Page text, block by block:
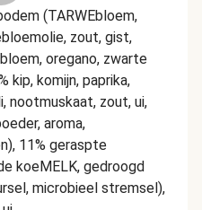
(TARWEbloem,
zout, gist,
oregano, zwarte
kip, komijn, paprika,
nootmuskaat, zout, ui,
aroma,
11% geraspte
koeMELK, gedroogd
microbieel stremsel),